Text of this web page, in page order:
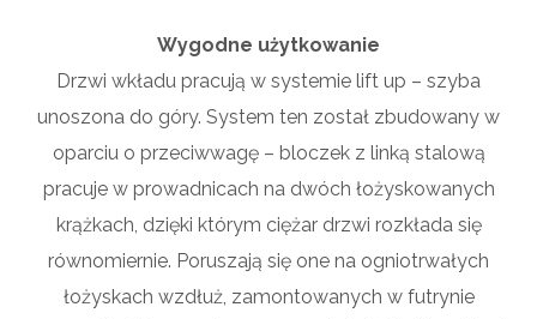
Wygodne użytkowanie
Drzwi wkładu pracują w systemie lift up – szyba
unoszona do góry. System ten został zbudowany w
oparciu o przeciwwagę – bloczek z linką stalową
pracuje w prowadnicach na dwóch łożyskowanych
krążkach, dzięki którym ciężar drzwi rozkłada się
równomiernie. Poruszają się one na ogniotrwałych
łożyskach wzdłuż, zamontowanych w futrynie